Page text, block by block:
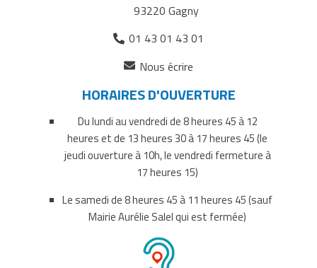
Facebook
Twittercourriel
93220 Gagny
01 43 01 43 01
Nous écrire
un
nouvel
onglet)
HORAIRES D'OUVERTURE
Du lundi au vendredi de 8 heures 45 à 12
heures et de 13 heures 30 à 17 heures 45 (le
jeudi ouverture à 10h, le vendredi fermeture à
17 heures 15)
Le samedi de 8 heures 45 à 11 heures 45 (sauf
Mairie Aurélie Salel qui est fermée)